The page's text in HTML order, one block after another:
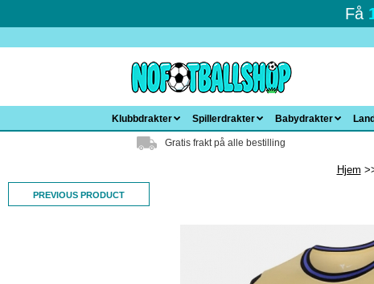
Få
Klubbdrakter Spillerdrakter Babydrakter
Gratis frakt på alle bestilling
Hjem
PREVIOUS PRODUCT